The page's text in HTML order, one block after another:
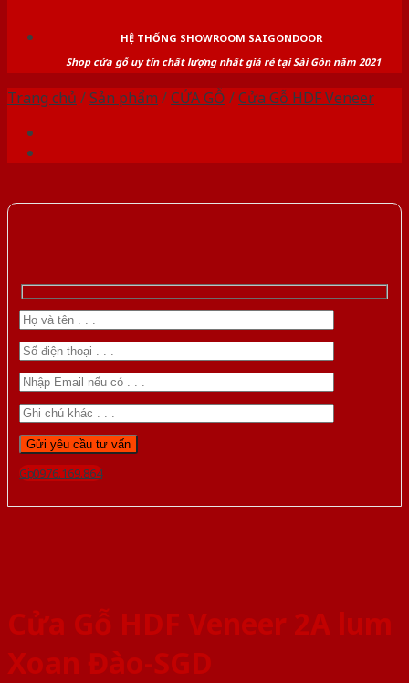
HỆ THỐNG SHOWROOM SAIGONDOOR
Shop cửa gỗ uy tín chất lượng nhất giá rẻ tại Sài Gòn năm 2021
Trang chủ /Sản phẩm /CỬA GỖ /Cửa Gỗ HDF Veneer
Gọi 0976.169.864
Cửa Gỗ HDF Veneer 2A lum
Xoan Đào-SGD